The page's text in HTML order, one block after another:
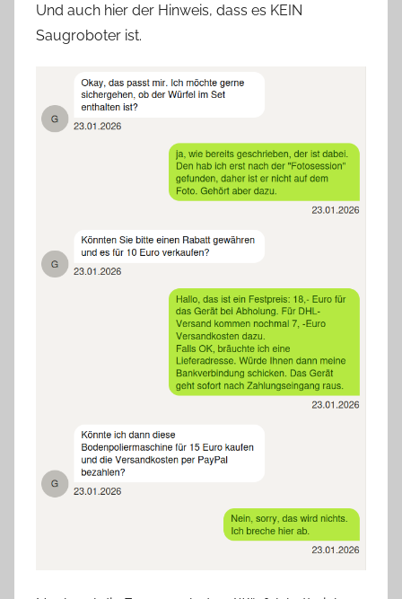
Und auch hier der Hinweis, dass es KEIN
Saugroboter ist.